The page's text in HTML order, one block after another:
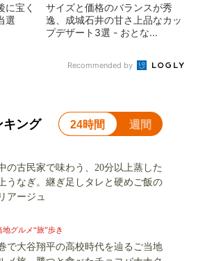
に宝く
選
サイズと価格のバランスが秀
逸、成城石井の甘さ上品なカッ
プデザート3選 - おとな...
Recommended by
キング 24時間 週間
の古民家で味わう、20分以上蒸した
うなぎ。継ぎ足しタレと硬めご飯の
アージュ
地グルメ“旅”歩き
で大谷翔平の高校時代を辿るご当地